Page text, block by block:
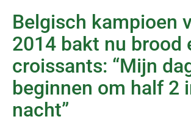
Belgisch kampioen
2014 bakt nu brood
croissants: “Mijn
beginnen om half 2
nacht”